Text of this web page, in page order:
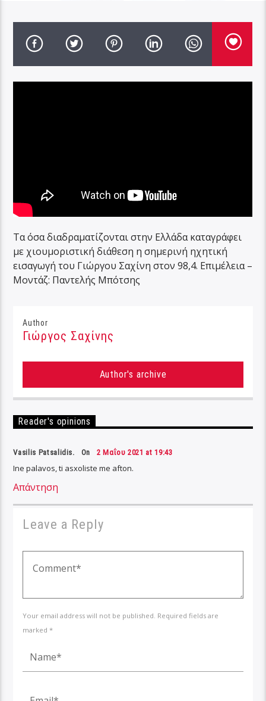
Τα όσα διαδραματίζονται στην Ελλάδα καταγράφει
με χιουμοριστική διάθεση η σημερινή ηχητική
εισαγωγή του Γιώργου Σαχίνη στον 98,4. Επιμέλεια –
Μοντάζ: Παντελής Μπότσης
Author
Γιώργος Σαχίνης
Author's archive
Reader's opinions
Vasilis Patsalidis. On 2 Μαΐου 2021 at 19:43
Ine palavos, ti asxoliste me afton.
Απάντηση
Leave a Reply
Your email address will not be published. Required fields are
marked *